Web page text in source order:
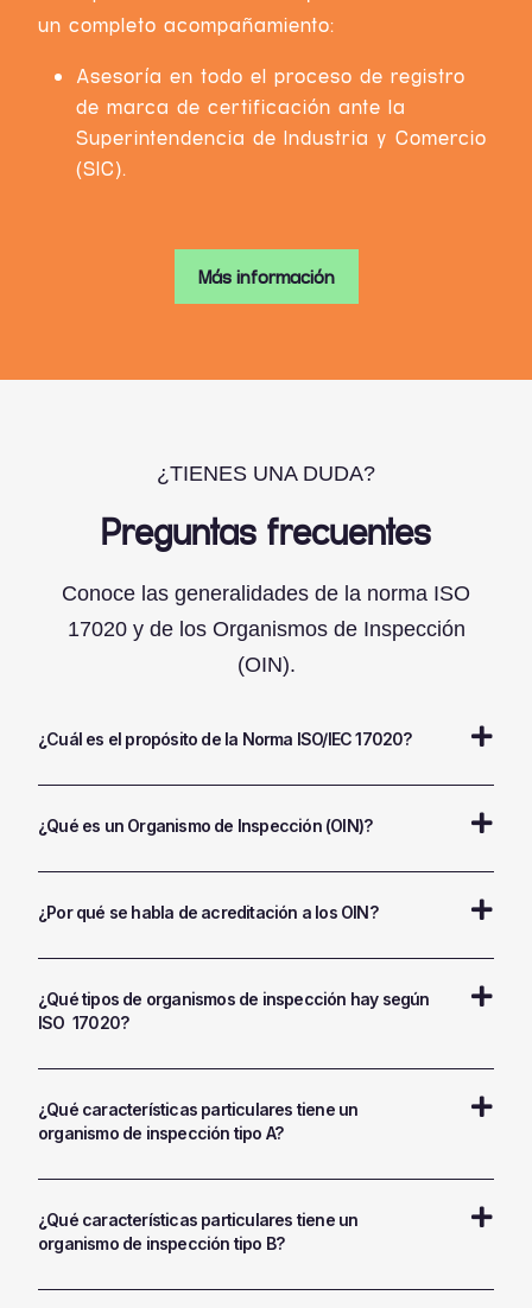
un completo acompañamiento:
Asesoría en todo el proceso de registro
de marca de certificación ante la
Superintendencia de Industria y Comercio
(SIC).
Más información
¿TIENES UNA DUDA?
Preguntas frecuentes
Conoce las generalidades de la norma ISO
17020 y de los Organismos de Inspección
(OIN).
¿Cuál es el propósito de la Norma ISO/IEC 17020?
¿Qué es un Organismo de Inspección (OIN)?
¿Por qué se habla de acreditación a los OIN?
¿Qué tipos de organismos de inspección hay según
ISO 17020?
¿Qué características particulares tiene un
organismo de inspección tipo A?
¿Qué características particulares tiene un
organismo de inspección tipo B?